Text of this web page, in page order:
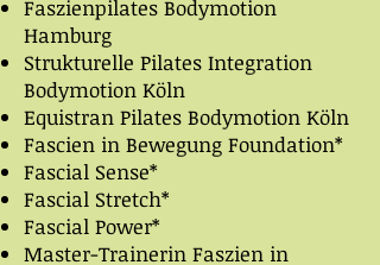
Faszienpilates Bodymotion
Hamburg
Strukturelle Pilates Integration
Bodymotion Köln
Equistran Pilates Bodymotion Köln
Fascien in Bewegung Foundation*
Fascial Sense*
Fascial Stretch*
Fascial Power*
Master-Trainerin Faszien in